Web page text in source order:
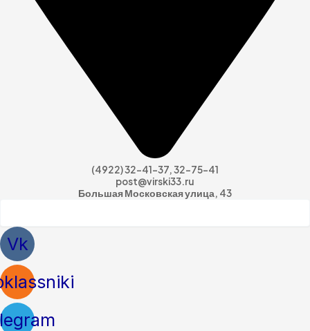
(4922) 32-41-37, 32-75-41
post@virski33.ru
Большая Московская улица, 43
Vk